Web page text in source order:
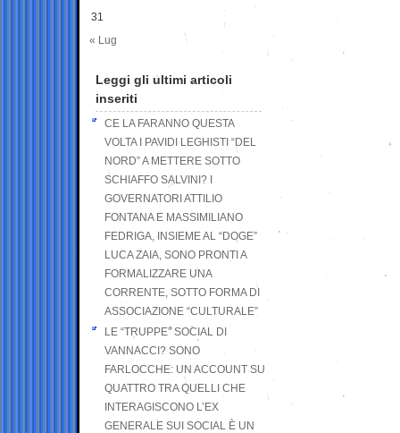
31
« Lug
Leggi gli ultimi articoli
inseriti
CE LA FARANNO QUESTA
VOLTA I PAVIDI LEGHISTI “DEL
NORD” A METTERE SOTTO
SCHIAFFO SALVINI? I
GOVERNATORI ATTILIO
FONTANA E MASSIMILIANO
FEDRIGA, INSIEME AL “DOGE”
LUCA ZAIA, SONO PRONTI A
FORMALIZZARE UNA
CORRENTE, SOTTO FORMA DI
ASSOCIAZIONE “CULTURALE”
LE “TRUPPE” SOCIAL DI
VANNACCI? SONO
FARLOCCHE: UN ACCOUNT SU
QUATTRO TRA QUELLI CHE
INTERAGISCONO L’EX
GENERALE SUI SOCIAL È UN